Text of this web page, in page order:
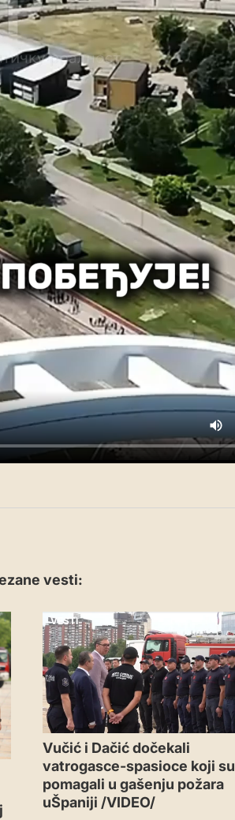
vesti:
VESTI
Vučić i Dačić dočekali
vatrogasce-spasioce koji su
pomagali u gašenju požara
uŠpaniji /VIDEO/